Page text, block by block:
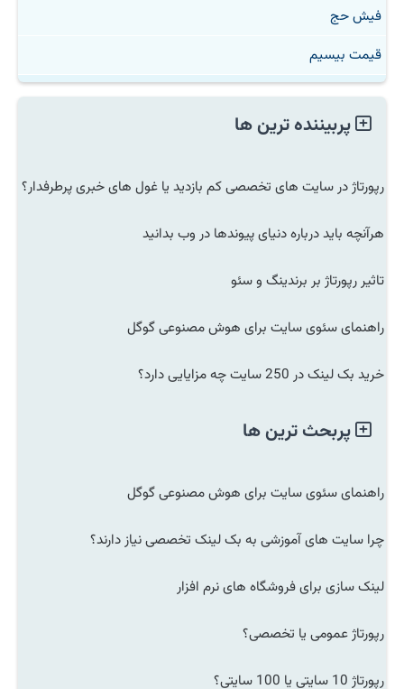
فیش حج
قیمت بیسیم
پربیننده ترین ها
رپورتاژ در سایت های تخصصی کم بازدید یا غول های خبری پرطرفدار؟
هرآنچه باید درباره دنیای پیوندها در وب بدانید
تاثیر رپورتاژ بر برندینگ و سئو
راهنمای سئوی سایت برای هوش مصنوعی گوگل
خرید بک لینک در 250 سایت چه مزایایی دارد؟
پربحث ترین ها
راهنمای سئوی سایت برای هوش مصنوعی گوگل
چرا سایت های آموزشی به بک لینک تخصصی نیاز دارند؟
لینک سازی برای فروشگاه های نرم افزار
رپورتاژ عمومی یا تخصصی؟
رپورتاژ 10 سایتی یا 100 سایتی؟